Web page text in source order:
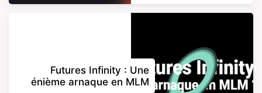
Futures Infinity : Une
énième arnaque en MLM